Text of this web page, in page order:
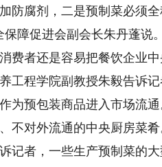
防腐剂，二是预制菜必须
障促进会副会长朱丹蓬说。
者还是容易把餐饮企业中
工程学院副教授朱毅告诉
为预包装商品进入市场流
不对外流通的中央厨房菜肴
者，一些生产预制菜的大